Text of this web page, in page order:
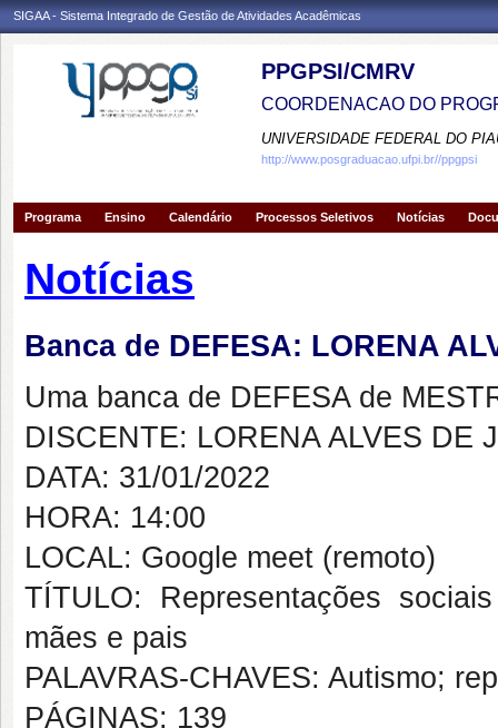
SIGAA - Sistema Integrado de Gestão de Atividades Acadêmicas
PPGPSI/CMRV
COORDENACAO DO
UNIVERSIDADE FEDERAL DO
http://www.posgraduacao.ufpi.br//ppgpsi
Programa Ensino Calendário Processos Seletivos Notícias
Notícias
Banca de DEFESA: LORENA
Uma banca de DEFESA de
DISCENTE: LORENA ALVES DE
DATA: 31/01/2022
HORA: 14:00
LOCAL: Google meet (remoto)
TÍTULO: Representações
mães e pais
PALAVRAS-CHAVES: Autismo;
PÁGINAS: 139